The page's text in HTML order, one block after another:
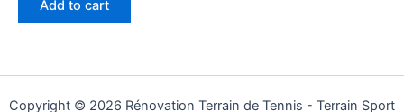
Add to cart
Copyright © 2026 Rénovation Terrain de Tennis - Terrain Sport